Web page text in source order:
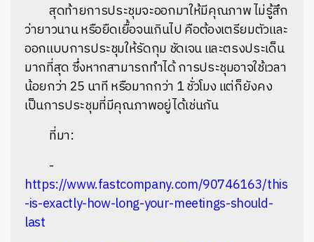
สุดท้ายการประชุมจะออกมาให้มีคุณภาพ ไม่รู้สึก
ว่ายาวนาน หรือยืดเยื้อจนเกินไป คือต้องเตรียมตัวและ
ออกแบบการประชุมให้รัดกุม ชัดเจน และตรงประเด็น
มากที่สุด ซึ่งหากสามารถทำได้ การประชุมอาจใช้เวลา
น้อยกว่า 25 นาที หรือมากกว่า 1 ชั่วโมง แต่ก็ยังคง
เป็นการประชุมที่มีคุณภาพอยู่ได้เช่นกัน
ที่มา:
-
https://www.fastcompany.com/90746163/this
-is-exactly-how-long-your-meetings-should-
last